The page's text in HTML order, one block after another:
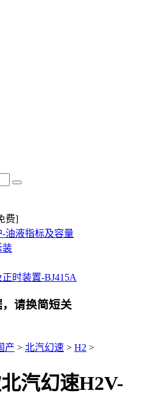
费]
-油液指标及容量
装
时装置-BJ415A
请换简短关
产 > 北汽幻速 > H2 >
汽幻速H2V-